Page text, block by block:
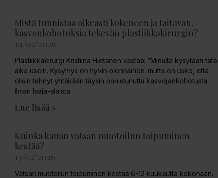
Mistä tunnistaa oikeasti kokeneen ja taitavan,
kasvonkohotuksia tekevän plastiikkakirurgin?
19/02/2026
Plastiikkakirurgi Kristiina Hietanen vastaa: ”Minulta kysytään tätä
aika usein. Kysymys on hyvin olennainen. mutta en usko, että
olisin tehnyt yhtäkään täysin onnistunutta kasvojenkohotusta
ilman laaja-alaista
Lue lisää »
Kuinka kauan vatsan muotoilun toipuminen
kestää?
13/02/2026
Vatsan muotoilun toipuminen kestää 6-12 kuukautta kokonaan.